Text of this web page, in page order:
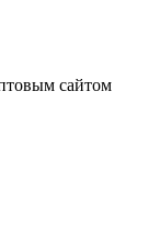
сайтом